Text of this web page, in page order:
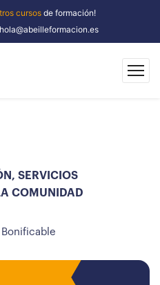
cursosde formación!
hola@abeilleformacion.es
, SERVICIOS
COMUNIDAD
Bonificable